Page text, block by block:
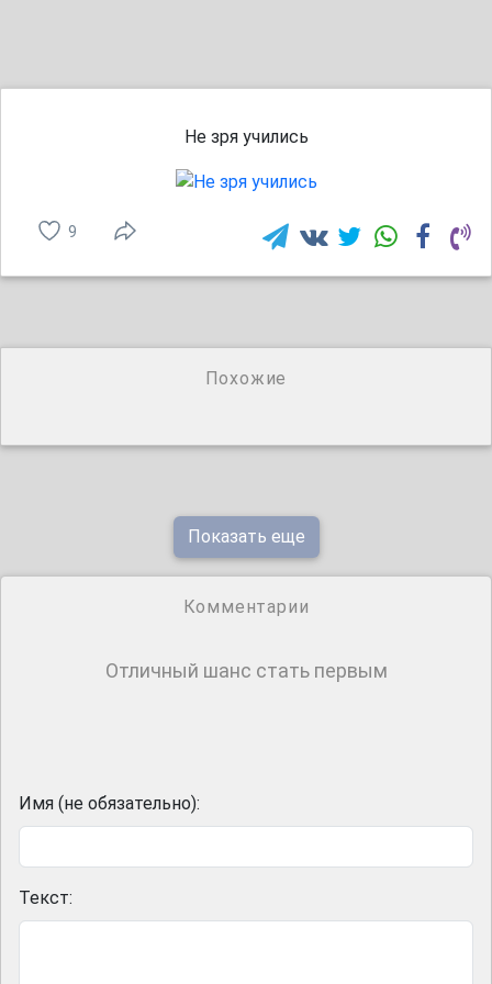
Не зря учились
9
Похожие
Показать еще
Комментарии
Отличный шанс стать первым
Имя (не обязательно):
Текст: